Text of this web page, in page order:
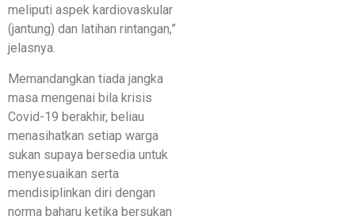
meliputi aspek kardiovaskular
(jantung) dan latihan rintangan,”
jelasnya.
Memandangkan tiada jangka
masa mengenai bila krisis
Covid-19 berakhir, beliau
menasihatkan setiap warga
sukan supaya bersedia untuk
menyesuaikan serta
mendisiplinkan diri dengan
norma baharu ketika bersukan